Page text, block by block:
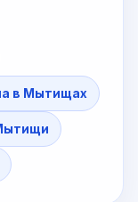
в Мытищах